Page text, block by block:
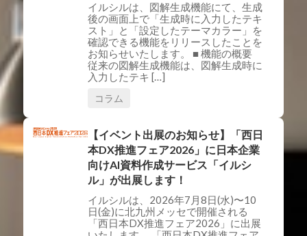
イルシルは、図解生成機能にて、生成
後の画面上で「生成時に入力したテキ
スト」と「設定したテーマカラー」を
確認できる機能をリリースしたことを
お知らせいたします。 ■ 機能の概要
従来の図解生成機能は、図解生成時に
入力したテキ […]
コラム
【イベント出展のお知らせ】「西日
本DX推進フェア2026」に日本企業
向けAI資料作成サービス「イルシ
ル」が出展します！
イルシルは、2026年7月8日(水)〜10
日(金)に北九州メッセで開催される
「西日本DX推進フェア2026」に出展